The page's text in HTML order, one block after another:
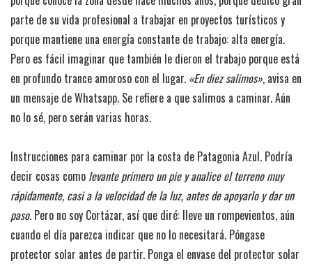
parte de su vida profesional a trabajar en proyectos turísticos y
porque mantiene una energía constante de trabajo: alta energía.
Pero es fácil imaginar que también le dieron el trabajo porque está
en profundo trance amoroso con el lugar. «En diez salimos», avisa en
un mensaje de Whatsapp. Se refiere a que salimos a caminar. Aún
no lo sé, pero serán varias horas.
Instrucciones para caminar por la costa de Patagonia Azul. Podría
decir cosas como levante primero un pie y analice el terreno muy
rápidamente, casi a la velocidad de la luz, antes de apoyarlo y dar un
paso. Pero no soy Cortázar, así que diré: lleve un rompevientos, aún
cuando el día parezca indicar que no lo necesitará. Póngase
protector solar antes de partir. Ponga el envase del protector solar